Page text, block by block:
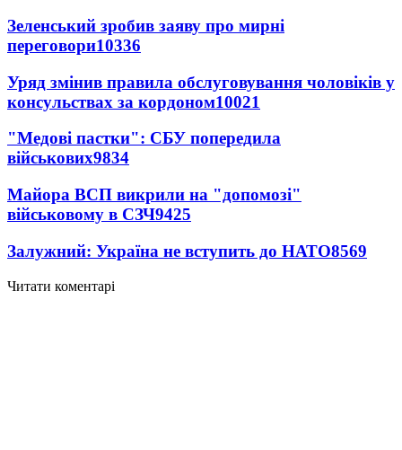
Зеленський зробив заяву про мирні
переговори10336
Уряд змінив правила обслуговування чоловіків у
консульствах за кордоном10021
"Медові пастки": СБУ попередила
військових9834
Майора ВСП викрили на "допомозі"
військовому в СЗЧ9425
Залужний: Україна не вступить до НАТО8569
Читати коментарі